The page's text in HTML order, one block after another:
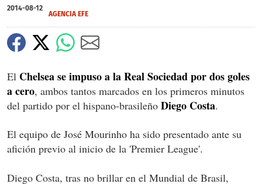
2014-08-12
AGENCIA EFE
El Chelsea se impuso a la Real Sociedad por dos goles
a cero, ambos tantos marcados en los primeros minutos
del partido por el hispano-brasileño Diego Costa.
El equipo de José Mourinho ha sido presentado ante su
afición previo al inicio de la 'Premier League'.
Diego Costa, tras no brillar en el Mundial de Brasil,